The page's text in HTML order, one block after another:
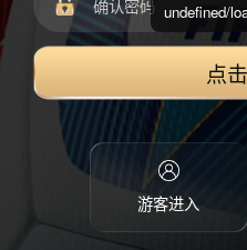
点
游客进入
undefined/